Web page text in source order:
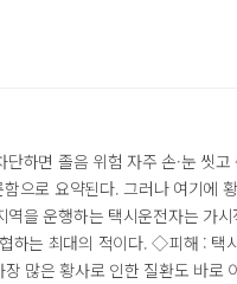
면 졸음 위험 자주 손·눈 씻
로 요약된다. 그러나 여기에
운행하는 택시운전자는 가
는 최대의 적이다. ◇피해 :
많은 황사로 인한 질환도 바